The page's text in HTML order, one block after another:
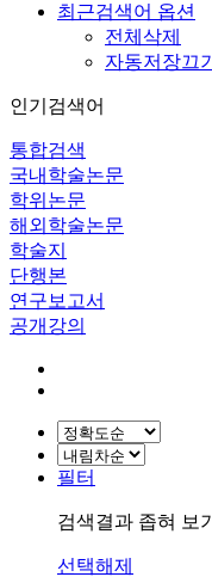
최근검색어 옵션
전체삭제
자동저장끄기
인기검색어
통합검색
국내학술논문
학위논문
해외학술논문
학술지
단행본
연구보고서
공개강의
필터
검색결과 좁혀 보기
선택해제